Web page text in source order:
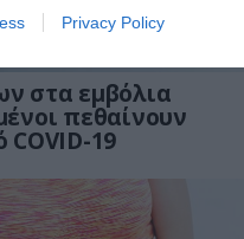
Privacy Policy
στα εμβόλια
πεθαίνουν
19